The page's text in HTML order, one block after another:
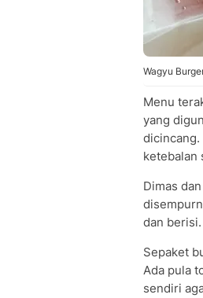
Wagyu
Menu
yang
dicincang.
ketebalan
Dimas
dan berisi.
Sepaket
Ada pula
sendiri